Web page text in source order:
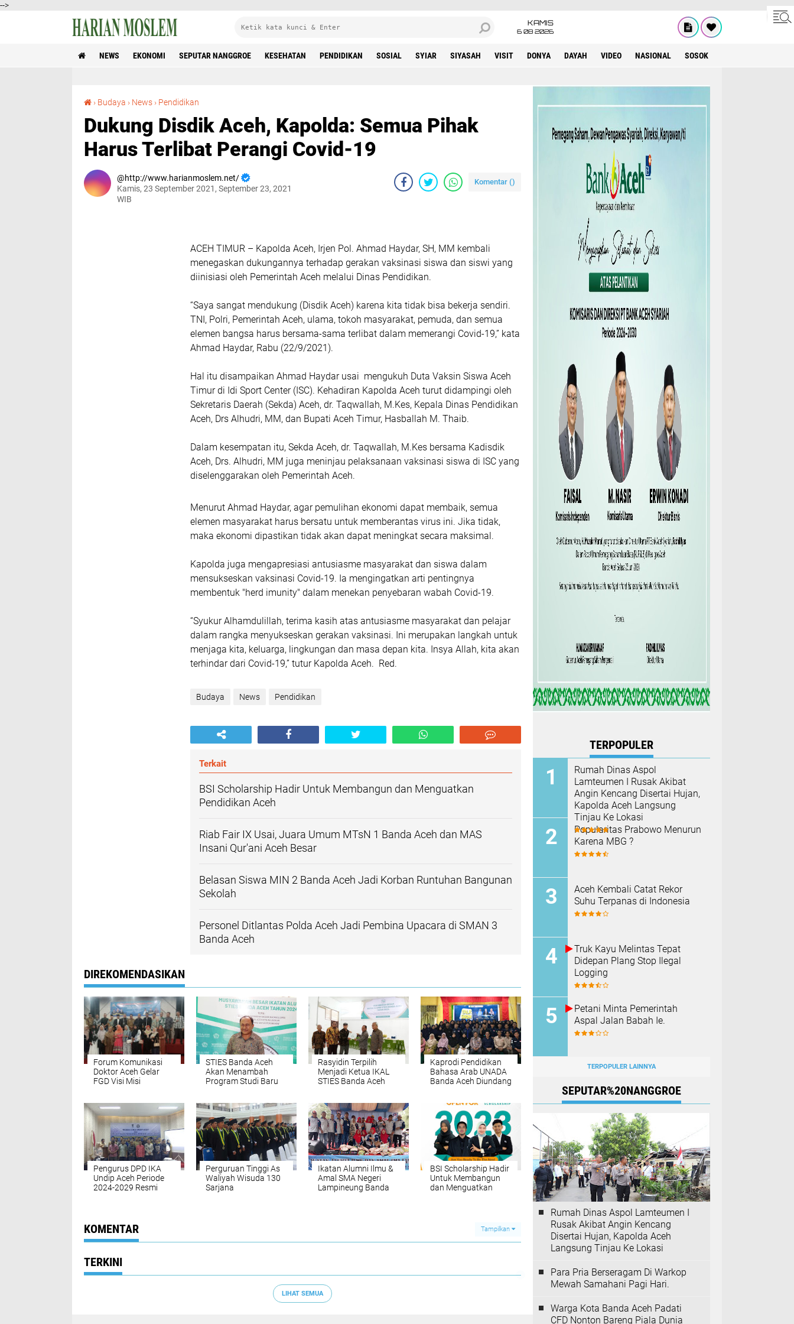
-->
KAMIS
6 08 2026
NEWS EKONOMI SEPUTAR NANGGROE KESEHATAN PENDIDIKAN SOSIAL SYIAR SIYASAH VISIT DONYA DAYAH VIDEO NASIONAL SOSOK
› Budaya › News › Pendidikan
Dukung Disdik Aceh, Kapolda: Semua Pihak
Harus Terlibat Perangi Covid-19
http://www.harianmoslem.net/
Kamis, 23 September 2021, September 23, 2021
WIB
Komentar ()
ACEH TIMUR – Kapolda Aceh, Irjen Pol. Ahmad Haydar, SH, MM kembali
menegaskan dukungannya terhadap gerakan vaksinasi siswa dan siswi yang
diinisiasi oleh Pemerintah Aceh melalui Dinas Pendidikan.
“Saya sangat mendukung (Disdik Aceh) karena kita tidak bisa bekerja sendiri.
TNI, Polri, Pemerintah Aceh, ulama, tokoh masyarakat, pemuda, dan semua
elemen bangsa harus bersama-sama terlibat dalam memerangi Covid-19,” kata
Ahmad Haydar, Rabu (22/9/2021).
Hal itu disampaikan Ahmad Haydar usai mengukuh Duta Vaksin Siswa Aceh
Timur di Idi Sport Center (ISC). Kehadiran Kapolda Aceh turut didampingi oleh
Sekretaris Daerah (Sekda) Aceh, dr. Taqwallah, M.Kes, Kepala Dinas Pendidikan
Aceh, Drs Alhudri, MM, dan Bupati Aceh Timur, Hasballah M. Thaib.
Dalam kesempatan itu, Sekda Aceh, dr. Taqwallah, M.Kes bersama Kadisdik
Aceh, Drs. Alhudri, MM juga meninjau pelaksanaan vaksinasi siswa di ISC yang
diselenggarakan oleh Pemerintah Aceh.
Menurut Ahmad Haydar, agar pemulihan ekonomi dapat membaik, semua
elemen masyarakat harus bersatu untuk memberantas virus ini. Jika tidak,
maka ekonomi dipastikan tidak akan dapat meningkat secara maksimal.
Kapolda juga mengapresiasi antusiasme masyarakat dan siswa dalam
mensukseskan vaksinasi Covid-19. Ia mengingatkan arti pentingnya
membentuk "herd imunity" dalam menekan penyebaran wabah Covid-19.
“Syukur Alhamdulillah, terima kasih atas antusiasme masyarakat dan pelajar
dalam rangka menyukseskan gerakan vaksinasi. Ini merupakan langkah untuk
menjaga kita, keluarga, lingkungan dan masa depan kita. Insya Allah, kita akan
terhindar dari Covid-19,” tutur Kapolda Aceh. Red.
Budaya News Pendidikan
Terkait
BSI Scholarship Hadir Untuk Membangun dan Menguatkan
Pendidikan Aceh
Riab Fair IX Usai, Juara Umum MTsN 1 Banda Aceh dan MAS
Insani Qur'ani Aceh Besar
Belasan Siswa MIN 2 Banda Aceh Jadi Korban Runtuhan Bangunan
Sekolah
Personel Ditlantas Polda Aceh Jadi Pembina Upacara di SMAN 3
Banda Aceh
DIREKOMENDASIKAN
Forum Komunikasi
Doktor Aceh Gelar
FGD Visi Misi
STIES Banda Aceh
Akan Menambah
Program Studi Baru
Rasyidin Terpilih
Menjadi Ketua IKAL
STIES Banda Aceh
Kaprodi Pendidikan
Bahasa Arab UNADA
Banda Aceh Diundang
Membangun Karir
Pengurus DPD IKA
Undip Aceh Periode
2024-2029 Resmi
Perguruan Tinggi As
Waliyah Wisuda 130
Sarjana
Ikatan Alumni Ilmu &
Amal SMA Negeri
Lampineung Banda
BSI Scholarship Hadir
Untuk Membangun
dan Menguatkan
KOMENTAR Tampilkan
TERKINI
LIHAT SEMUA
TERPOPULER
Rumah Dinas Aspol
Lamteumen I Rusak Akibat
Angin Kencang Disertai Hujan,
Kapolda Aceh Langsung
Tinjau Ke Lokasi
Popularitas Prabowo Menurun
Karena MBG ?
Aceh Kembali Catat Rekor
Suhu Terpanas di Indonesia
Truk Kayu Melintas Tepat
Didepan Plang Stop Ilegal
Logging
Petani Minta Pemerintah
Aspal Jalan Babah Ie.
TERPOPULER LAINNYA
SEPUTAR%20NANGGROE
Rumah Dinas Aspol Lamteumen I
Rusak Akibat Angin Kencang
Disertai Hujan, Kapolda Aceh
Langsung Tinjau Ke Lokasi
Para Pria Berseragam Di Warkop
Mewah Samahani Pagi Hari.
Warga Kota Banda Aceh Padati
CFD Nonton Bareng Piala Dunia